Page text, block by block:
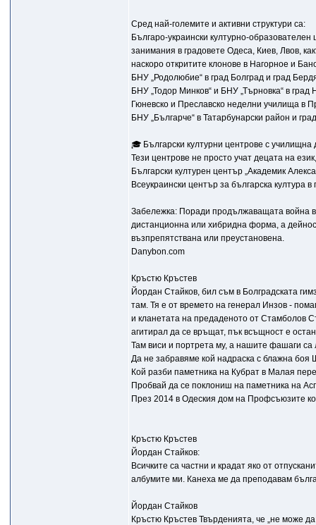
Сред най-големите и активни структури са:
Българо-украински културно-
занимания в градовете Одеса, Киев, Лвов,
наскоро откритите клонове в Нагорное и
БНУ „Родолюбие“ в град Болград и град
БНУ „Тодор Минков“ и БНУ „Търновка“ в град
Гюневско и Преславско неделни училища в
БНУ „Българче“ в Татарбунарски район и
🎓 Български културни центрове с училищна
Тези центрове не просто учат децата на
Български културен център „Академик
Всеукраински център за българска култура
Забележка: Поради продължаващата война
дистанционна или хибридна форма, а
възпрепятствана или преустановена.
Danybon.com
Кръстю Кръстев
Йордан Стайков, бил съм в Болградската
там. Тя е от времето на генерал Инзов -
и кланетата на предаденото от Стамболов
агитирал да се връщат, пък всъщност е
Там виси и портрета му, а нашите фашаги са
Да не забравяме кой надраска с блажна боя
Кой разби паметника на Кубрат в Малая
Пробвай да се поклониш на паметника на
През 2014 в Одеския дом на Профсъюзите
Кръстю Кръстев
Йордан Стайков:
Всичките са частни и крадат яко от
албумите ми. Канеха ме да преподавам
Йордан Стайков
Кръстю Кръстев Твърденията, че „не може